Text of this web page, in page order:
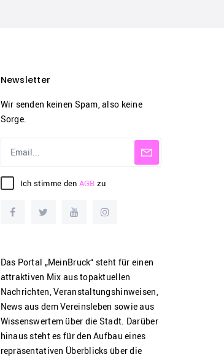
Newsletter
Wir senden keinen Spam, also keine
Sorge.
Ich stimme den AGB zu
Das Portal „MeinBruck“ steht für einen
attraktiven Mix aus topaktuellen
Nachrichten, Veranstaltungshinweisen,
News aus dem Vereinsleben sowie aus
Wissenswertem über die Stadt. Darüber
hinaus steht es für den Aufbau eines
repräsentativen Überblicks über die